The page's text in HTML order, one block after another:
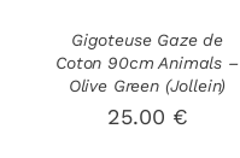
Gigoteuse Gaze de
Coton 90cm Animals –
Olive Green (Jollein)
25.00 €